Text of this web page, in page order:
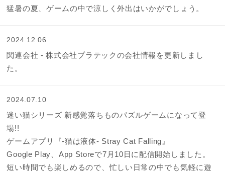
猛暑の夏、ゲームの中で涼しく外出はいかがでしょう。
2024.12.06
関連会社 - 株式会社プラテックの会社情報を更新しまし
た。
2024.07.10
迷い猫シリーズ 新感覚落ちものパズルゲームになって登
場!!
ゲームアプリ『-猫は液体- Stray Cat Falling』
Google Play、App Storeで7月10日に配信開始しました。
短い時間でも楽しめるので、忙しい日常の中でも気軽に遊